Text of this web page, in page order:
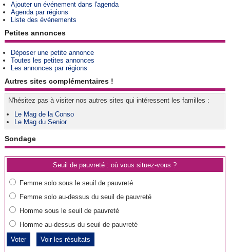
Ajouter un événement dans l'agenda
Agenda par régions
Liste des événements
Petites annonces
Déposer une petite annonce
Toutes les petites annonces
Les annonces par régions
Autres sites complémentaires !
N'hésitez pas à visiter nos autres sites qui intéressent les familles :
Le Mag de la Conso
Le Mag du Senior
Sondage
Seuil de pauvreté : où vous situez-vous ?
Femme solo sous le seuil de pauvreté
Femme solo au-dessus du seuil de pauvreté
Homme sous le seuil de pauvreté
Homme au-dessus du seuil de pauvreté
Voir les résultats